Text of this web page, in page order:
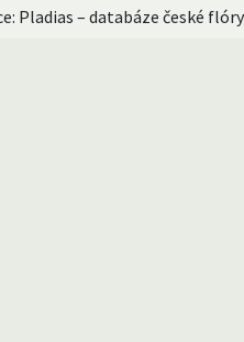
Pladias – databáze české